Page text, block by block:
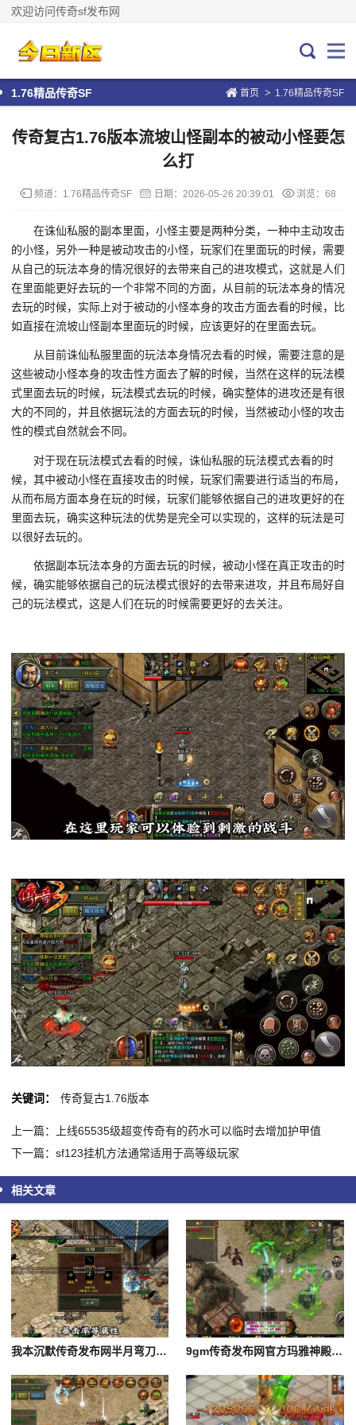
欢迎访问传奇sf发布网
首页 > 1.76精品传奇SF
1.76精品传奇SF
传奇复古1.76版本流坡山怪副本的被动小怪要怎
么打
频道： 1.76精品传奇SF 日期： 2026-05-26 20:39:01 浏览：68
在诛仙私服的副本里面，小怪主要是两种分类，一种中主动攻击
的小怪，另外一种是被动攻击的小怪，玩家们在里面玩的时候，需要
从自己的玩法本身的情况很好的去带来自己的进攻模式，这就是人们
在里面能更好去玩的一个非常不同的方面，从目前的玩法本身的情况
去玩的时候，实际上对于被动的小怪本身的攻击方面去看的时候，比
如直接在流坡山怪副本里面玩的时候，应该更好的在里面去玩。
从目前诛仙私服里面的玩法本身情况去看的时候，需要注意的是
这些被动小怪本身的攻击性方面去了解的时候，当然在这样的玩法模
式里面去玩的时候，玩法模式去玩的时候，确实整体的进攻还是有很
大的不同的，并且依据玩法的方面去玩的时候，当然被动小怪的攻击
性的模式自然就会不同。
对于现在玩法模式去看的时候，诛仙私服的玩法模式去看的时
候，其中被动小怪在直接攻击的时候，玩家们需要进行适当的布局，
从而布局方面本身在玩的时候，玩家们能够依据自己的进攻更好的在
里面去玩，确实这种玩法的优势是完全可以实现的，这样的玩法是可
以很好去玩的。
依据副本玩法本身的方面去玩的时候，被动小怪在真正攻击的时
候，确实能够依据自己的玩法模式很好的去带来进攻，并且布局好自
己的玩法模式，这是人们在玩的时候需要更好的去关注。
关键词： 传奇复古1.76版本
上一篇：上线65535级超变传奇有的药水可以临时去增加护甲值
下一篇：sf123挂机方法通常适用于高等级玩家
相关文章
我本沉默传奇发布网半月弯刀是战士的唯一群体技能 9gm传奇发布网官方玛雅神殿的boss如何快速的刷掉